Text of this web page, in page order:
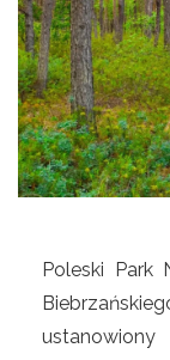
Poleski Park